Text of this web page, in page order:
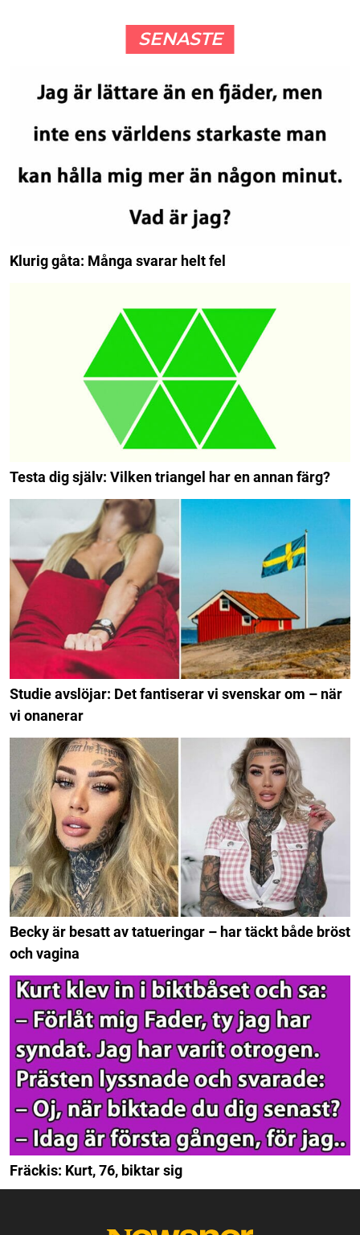
SENASTE
Klurig gåta: Många svarar helt fel
Testa dig själv: Vilken triangel har en annan färg?
Studie avslöjar: Det fantiserar vi svenskar om – när
vi onanerar
Becky är besatt av tatueringar – har täckt både bröst
och vagina
Fräckis: Kurt, 76, biktar sig